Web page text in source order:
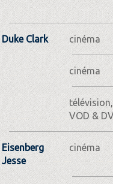
Duke Clark cinéma
cinéma
télévision,
VOD &
Eisenberg
Jesse
cinéma